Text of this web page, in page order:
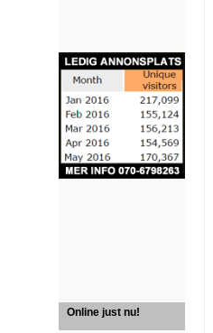
Online just nu!